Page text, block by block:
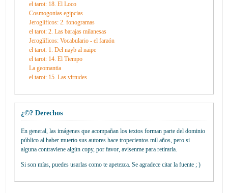
el tarot: 18. El Loco
Cosmogonías egipcias
Jeroglíficos: 2. fonogramas
el tarot: 2. Las barajas milanesas
Jeroglíficos: Vocabulario - el faraón
el tarot: 1. Del nayb al naipe
el tarot: 14. El Tiempo
La geomantia
el tarot: 15. Las virtudes
¿©? Derechos
En general, las imágenes que acompañan los textos forman parte del dominio
público al haber muerto sus autores hace tropecientos mil años, pero si
alguna contraviene algún copy, por favor, avísenme para retirarla.
Si son mías, puedes usarlas como te apetezca. Se agradece citar la fuente ; )